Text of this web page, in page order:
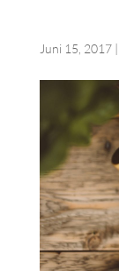
Juni 15, 2017|